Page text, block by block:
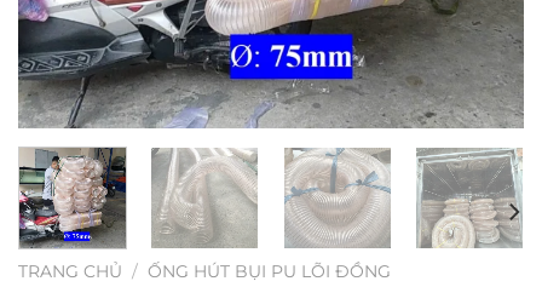
TRANG CHỦ / ỐNG HÚT BỤI PU LÕI ĐỒNG